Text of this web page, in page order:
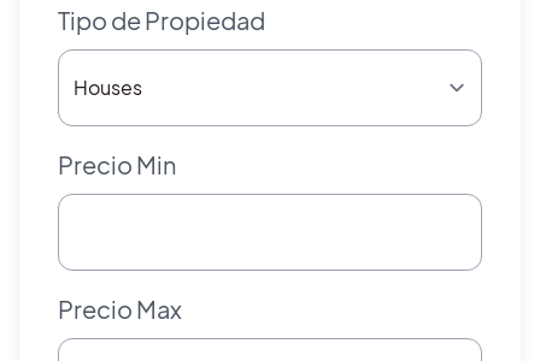
Tipo de Propiedad
Precio Min
Precio Max